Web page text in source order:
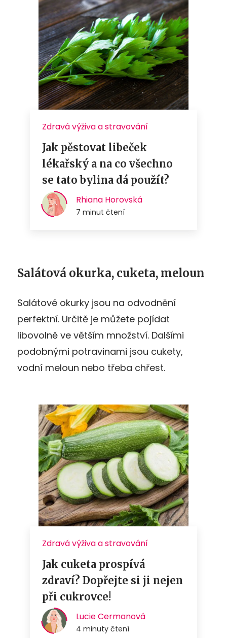
Salátová okurka, cuketa, meloun
Salátové okurky jsou na odvodnění
perfektní. Určitě je můžete pojídat
libovolně ve větším množství. Dalšími
podobnými potravinami jsou cukety,
vodní meloun nebo třeba chřest.